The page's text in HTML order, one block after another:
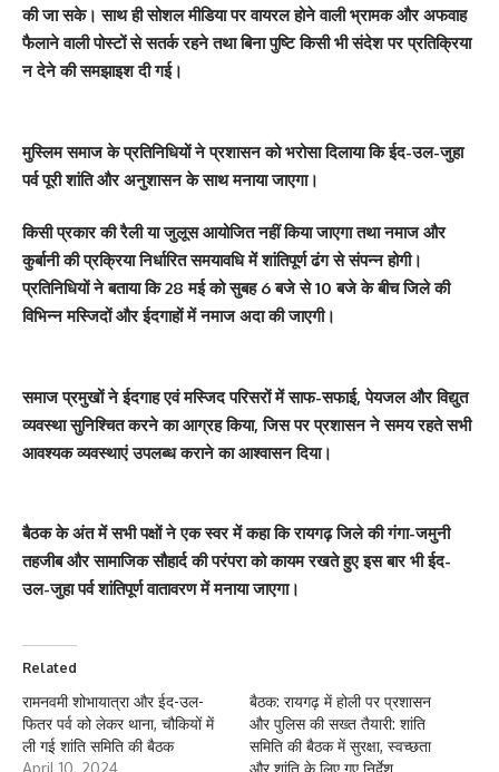
की जा सके। साथ ही सोशल मीडिया पर वायरल होने वाली भ्रामक और अफवाह
फैलाने वाली पोस्टों से सतर्क रहने तथा बिना पुष्टि किसी भी संदेश पर प्रतिक्रिया
न देने की समझाइश दी गई।
मुस्लिम समाज के प्रतिनिधियों ने प्रशासन को भरोसा दिलाया कि ईद-उल-जुहा
पर्व पूरी शांति और अनुशासन के साथ मनाया जाएगा।
किसी प्रकार की रैली या जुलूस आयोजित नहीं किया जाएगा तथा नमाज और
कुर्बानी की प्रक्रिया निर्धारित समयावधि में शांतिपूर्ण ढंग से संपन्न होगी।
प्रतिनिधियों ने बताया कि 28 मई को सुबह 6 बजे से 10 बजे के बीच जिले की
विभिन्न मस्जिदों और ईदगाहों में नमाज अदा की जाएगी।
समाज प्रमुखों ने ईदगाह एवं मस्जिद परिसरों में साफ-सफाई, पेयजल और विद्युत
व्यवस्था सुनिश्चित करने का आग्रह किया, जिस पर प्रशासन ने समय रहते सभी
आवश्यक व्यवस्थाएं उपलब्ध कराने का आश्वासन दिया।
बैठक के अंत में सभी पक्षों ने एक स्वर में कहा कि रायगढ़ जिले की गंगा-जमुनी
तहजीब और सामाजिक सौहार्द की परंपरा को कायम रखते हुए इस बार भी ईद-
उल-जुहा पर्व शांतिपूर्ण वातावरण में मनाया जाएगा।
Related
रामनवमी शोभायात्रा और ईद-उल-
फितर पर्व को लेकर थाना, चौकियों में
ली गई शांति समिति की बैठक
April 10, 2024
बैठक: रायगढ़ में होली पर प्रशासन
और पुलिस की सख्त तैयारी: शांति
समिति की बैठक में सुरक्षा, स्वच्छता
और शांति के लिए गए निर्देश